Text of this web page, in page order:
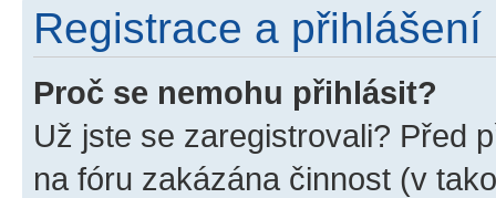
Registrace a přihlášení
Proč se nemohu přihlásit?
Už jste se zaregistrovali? Před
na fóru zakázána činnost (v